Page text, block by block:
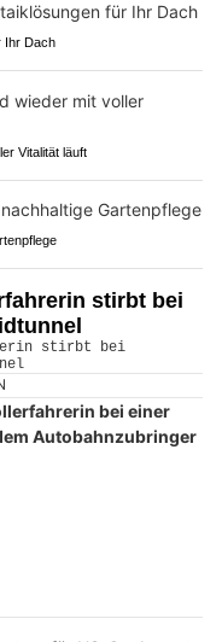
Ihr Dach
Vitalität läuft
stirbt bei
bei einer
Autobahnzubringer